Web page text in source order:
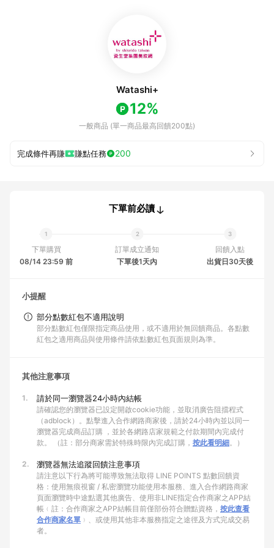
Watashi+
12%
一般商品 (單一商品最高回饋200點)
完成條件再賺 賺點任務 200
下單前必讀
下單購買
08/14 23:59 前
訂單成立通知
下單後1天內
回饋入點
出貨日30天後
小提醒
部分點數紅包不適用說明
部分點數紅包僅限指定商品使用，或不適用於無回饋商品。各點數
紅包之適用商品與使用條件請依點數紅包頁面規則為準。
其他注意事項
1. 請於同一瀏覽器24小時內結帳
請確認您的瀏覽器已設定開啟cookie功能，並取消廣告阻擋程式
（adblock）。點擊進入合作網路商家後，請於24小時內並以同一
瀏覽器完成商品訂購 ，並於各網路店家規範之付款期間內完成付
款。 （註：部分商家需於特殊時限內完成訂購， 按此看明細。）
2. 瀏覽器無法追蹤回饋注意事項
請注意以下行為將可能導致無法取得 LINE POINTS 點數回饋資
格：使用無痕視窗 / 私密瀏覽功能使用本服務、進入合作網路商家
頁面瀏覽時中途點選其他廣告、使用非LINE指定合作商家之APP結
帳﹙註：合作商家之APP結帳目前僅部份符合贈點資格， 按此查看
合作商家名單 ﹚、或使用其他非本服務指定之途徑及方式完成交易
者。